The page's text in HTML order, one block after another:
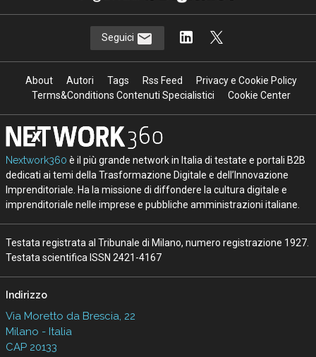
Seguici
About Autori Tags Rss Feed
Privacy e Cookie Policy
Terms&Conditions Contenuti Specialistici
Cookie Center
Nextwork360 è il più grande network in Italia di testate e portali B2B
dedicati ai temi della Trasformazione Digitale e dell’Innovazione
Imprenditoriale. Ha la missione di diffondere la cultura digitale e
imprenditoriale nelle imprese e pubbliche amministrazioni italiane.
Testata registrata al Tribunale di Milano, numero registrazione 1927.
Testata scientifica ISSN 2421-4167
Indirizzo
Via Moretto da Brescia, 22
Milano - Italia
CAP 20133